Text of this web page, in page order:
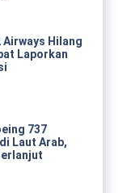
Airways Hilang
Laporkan
737
Laut Arab,